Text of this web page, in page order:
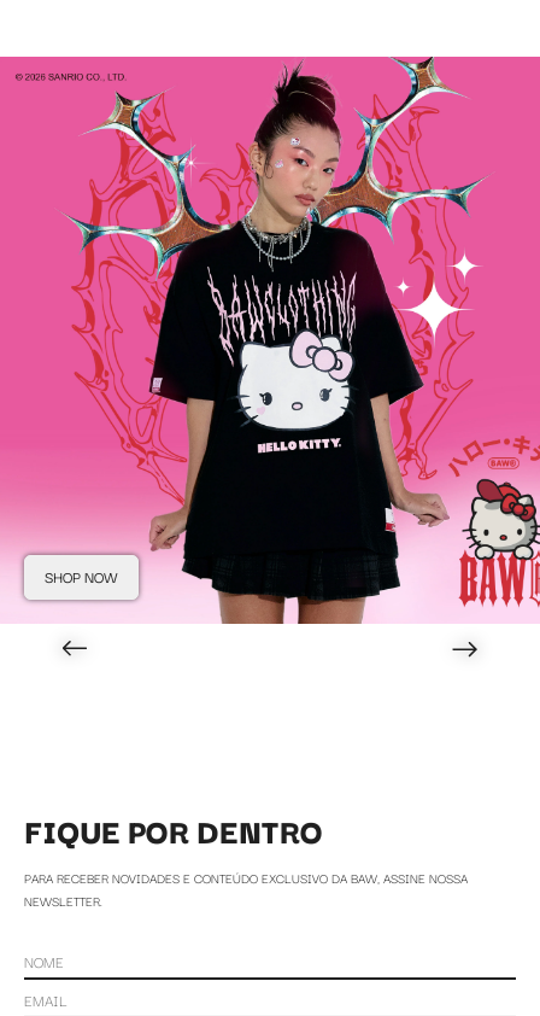
SHOP NOW
FIQUE POR DENTRO
PARA RECEBER NOVIDADES E CONTEÚDO EXCLUSIVO DA BAW, ASSINE NOSSA
NEWSLETTER.